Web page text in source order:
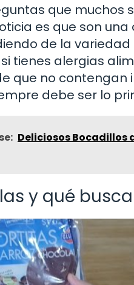
que muchos
es que son
de la
tienes alergias
que no
debe ser lo
Deliciosos Bocadillos
y qué